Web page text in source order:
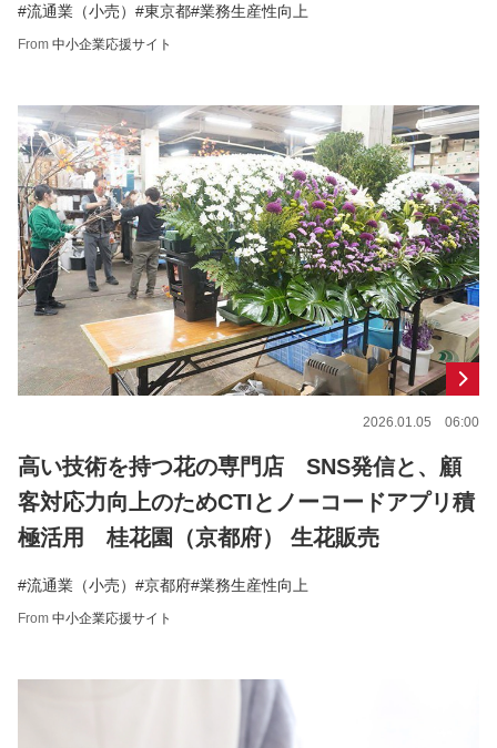
#流通業（小売） #東京都#業務生産性向上
From 中小企業応援サイト
2026.01.05 06:00
高い技術を持つ花の専門店 SNS発信と、顧
客対応力向上のためCTIとノーコードアプリ積
極活用 桂花園（京都府） 生花販売
#流通業（小売） #京都府#業務生産性向上
From 中小企業応援サイト